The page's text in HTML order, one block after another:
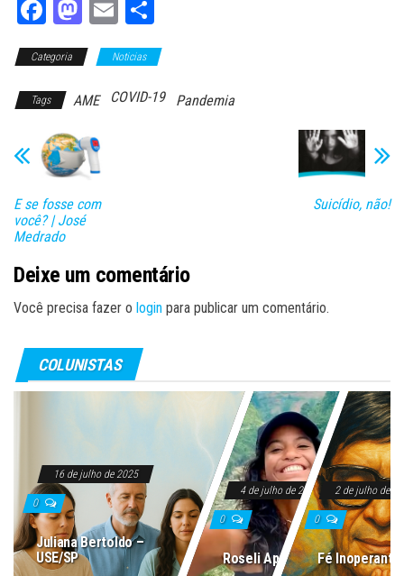
Fa
ce
bo
ok
M
as
to
do
E
m
ail
ar
e
Categoria Noticias
Tags AME COVID-19 Pandemia
E se fosse com
você? | José
Medrado
Suicídio, não!
Deixe um comentário
Você precisa fazer o login para publicar um comentário.
COLUNISTAS
16 de julho de 2025
0
Juliana Bertoldo –
USE/SP
4 de julho de 2025
0
Roseli Aparecida
2 de julho de
0
Fé Inoperante